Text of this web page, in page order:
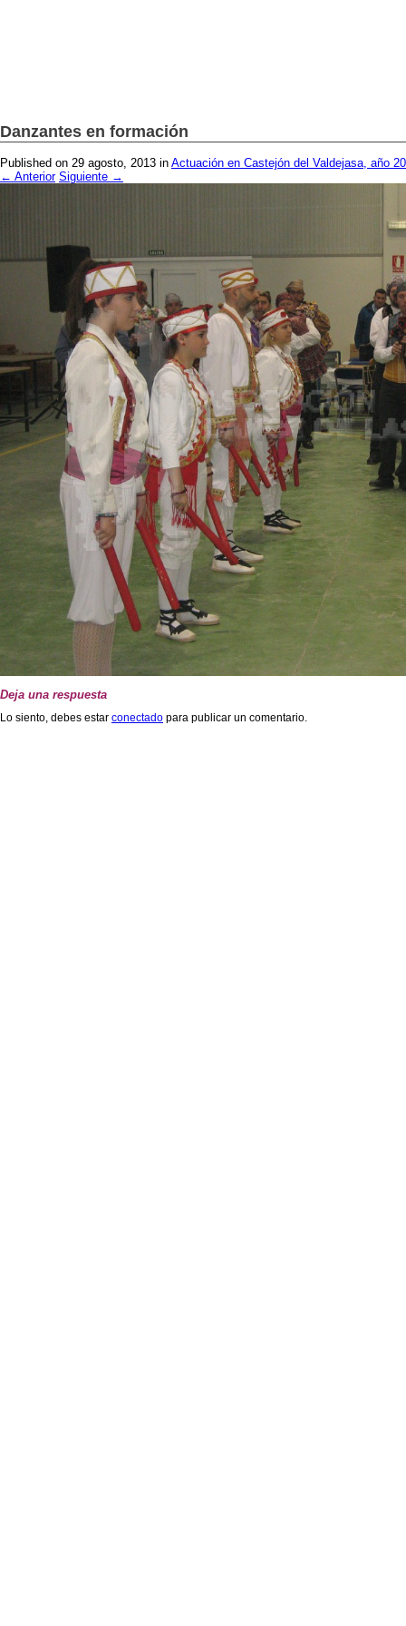
Danzantes en formación
Published on 29 agosto, 2013 in Actuación en Castejón del Valdejasa, año
← Anterior Siguiente →
Deja una respuesta
Lo siento, debes estar conectado para publicar un comentario.